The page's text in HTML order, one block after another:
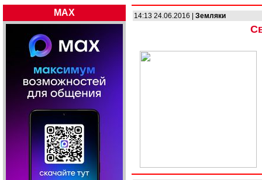
MAX 14:13 24.06.2016 | Земляки